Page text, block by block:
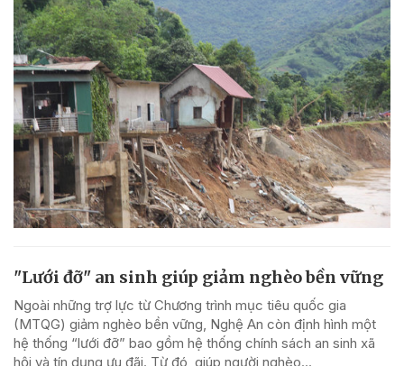
"Lưới đỡ" an sinh giúp giảm nghèo bền vững
Ngoài những trợ lực từ Chương trình mục tiêu quốc gia
(MTQG) giảm nghèo bền vững, Nghệ An còn định hình một
hệ thống “lưới đỡ” bao gồm hệ thống chính sách an sinh xã
hội và tín dụng ưu đãi. Từ đó, giúp người nghèo...